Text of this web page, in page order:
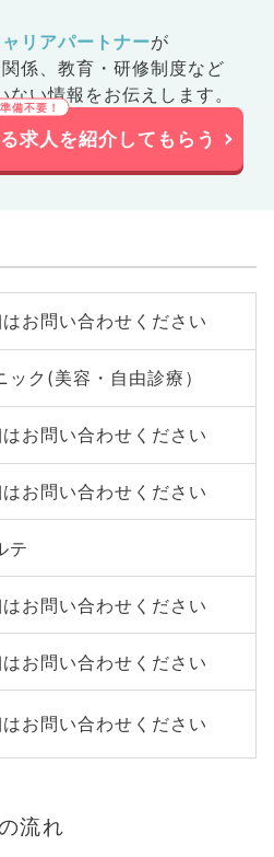
リアパートナーが
係、 教育・研修制度など
い情報をお伝えします。
求人を紹介してもらう
お問い合わせください
ック(美容・自由診療）
お問い合わせください
お問い合わせください
テ
お問い合わせください
お問い合わせください
お問い合わせください
流れ